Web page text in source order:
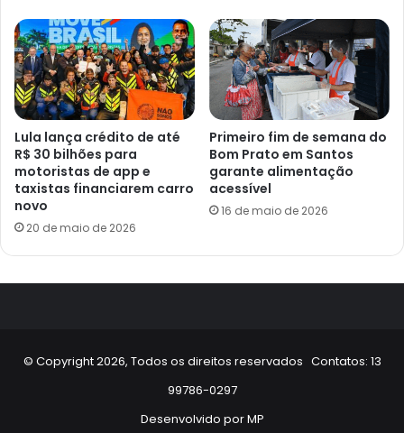
Lula lança crédito de até
R$ 30 bilhões para
motoristas de app e
taxistas financiarem carro
novo
20 de maio de 2026
Primeiro fim de semana do
Bom Prato em Santos
garante alimentação
acessível
16 de maio de 2026
© Copyright 2026, Todos os direitos reservados Contatos: 13
99786-0297
Desenvolvido porMP